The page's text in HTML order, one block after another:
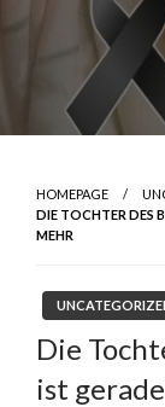
HOMEPAGE
DIE TOCHTER DES
MEHR
Die
ist